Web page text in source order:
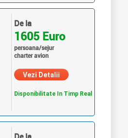
De la
1605 Euro
persoana/sejur
charter avion
Vezi Detalii
Disponibilitate In Timp Real